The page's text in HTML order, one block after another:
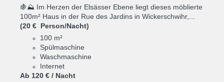
🍇⛰️ Im Herzen der Elsässer Ebene liegt dieses möblierte
100m² Haus in der Rue des Jardins in Wickerschwihr,...
(20 € Person/Nacht)
100 m²
Spülmaschine
Waschmaschine
Internet
Ab 120 € / Nacht